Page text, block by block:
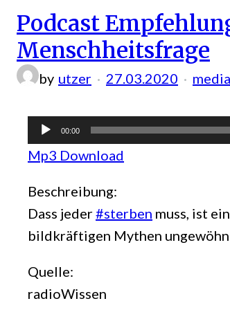
Podcast
Menschheitsfrage
by utzer 27.03.2020 media
Audio-
Player
00:00
Mp3 Download
Beschreibung:
Dass jeder#sterben muss, ist
bildkräftigen Mythen
Quelle:
radioWissen